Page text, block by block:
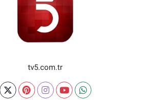
tv5.com.tr